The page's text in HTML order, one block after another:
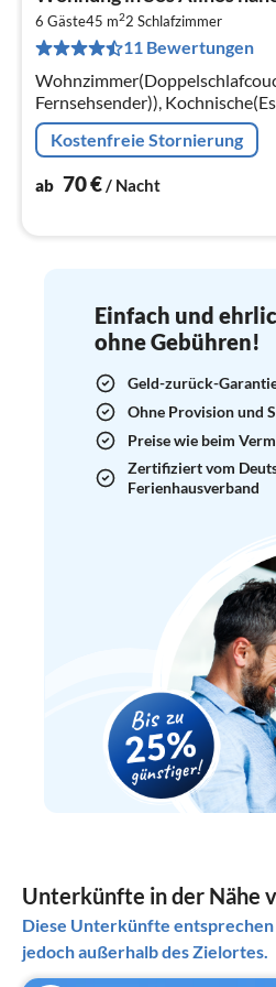
6 Gäste45 m22 Schlafzimmer
11 Bewertungen
Fernsehsender)),
Kochplatten, Gas),
Kühl-/Gefrierkombination)
Kostenfreie Stornierung
ab 70€/ Nacht
Einfach und
ohne Gebühren!
Geld-zurück-
Ohne Provision und
Preise wie beim
Zertifiziert vom
Ferienhausverband
Unterkünfte in der Nähe
Diese Unterkünfte
jedoch außerhalb des Zielortes.